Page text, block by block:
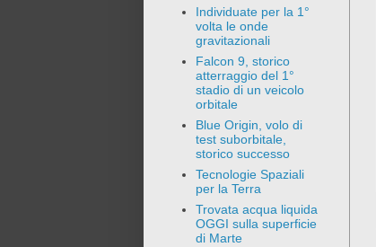
Individuate per la 1°
volta le onde
gravitazionali
Falcon 9, storico
atterraggio del 1°
stadio di un veicolo
orbitale
Blue Origin, volo di
test suborbitale,
storico successo
Tecnologie Spaziali
per la Terra
Trovata acqua liquida
OGGI sulla superficie
di Marte